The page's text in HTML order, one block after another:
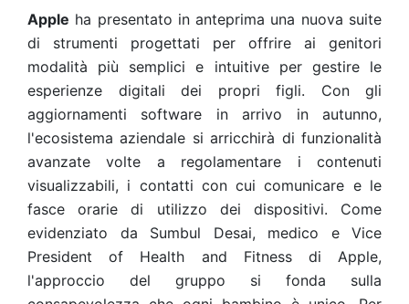
Apple ha presentato in anteprima una nuova suite
di strumenti progettati per offrire ai genitori
modalità più semplici e intuitive per gestire le
esperienze digitali dei propri figli. Con gli
aggiornamenti software in arrivo in autunno,
l'ecosistema aziendale si arricchirà di funzionalità
avanzate volte a regolamentare i contenuti
visualizzabili, i contatti con cui comunicare e le
fasce orarie di utilizzo dei dispositivi. Come
evidenziato da Sumbul Desai, medico e Vice
President of Health and Fitness di Apple,
l'approccio del gruppo si fonda sulla